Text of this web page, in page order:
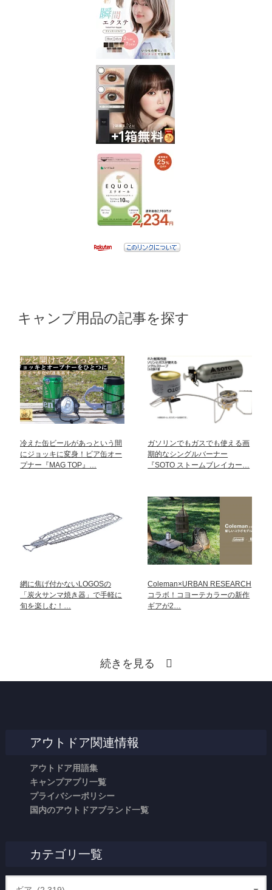
キャンプ用品の記事を探す
冷えた缶ビールがあっという間
にジョッキに変身！ビア缶オー
プナー『MAG TOP』…
ガソリンでもガスでも使える画
期的なシングルバーナー
『SOTO ストームブレイカー…
網に焦げ付かないLOGOSの
「炭火サンマ焼き器」で手軽に
旬を楽しむ！…
Coleman×URBAN RESEARCH
コラボ！コヨーテカラーの新作
ギアが2…
続きを見る
アウトドア関連情報
アウトドア用語集
キャンプアプリ一覧
プライバシーポリシー
国内のアウトドアブランド一覧
カテゴリ一覧